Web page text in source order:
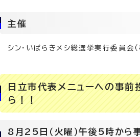
主催
シン・いばらきメシ総選挙実行委員会
日立市代表メニューへの事前
ら！！
8月25日（火曜）午後5時から